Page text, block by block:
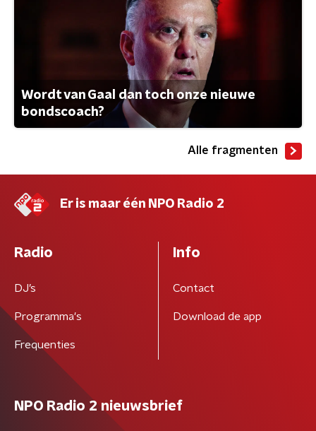
Wordt van Gaal dan toch onze nieuwe
bondscoach?
Alle fragmenten
Er is maar één NPO Radio 2
Radio
DJ’s
Programma's
Frequenties
Info
Contact
Download de app
NPO Radio 2 nieuwsbrief